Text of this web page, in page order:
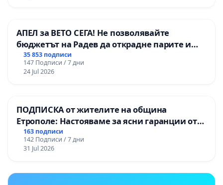
АПЕЛ за ВЕТО СЕГА! Не позволявайте
бюджетът на Радев да открадне парите и
правата ни в тъмното
35 853 подписи
147 Подписи / 7 дни
24 Jul 2026
ПОДПИСКА от жителите на община
Етрополе: Настояваме за ясни гаранции от
“Елаците-МЕД” АД и от държавата, че ще се
изпълнят всички екологични норми!
163 подписи
142 Подписи / 7 дни
31 Jul 2026